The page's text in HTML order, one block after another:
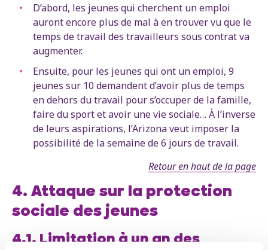
D’abord, les jeunes qui cherchent un emploi
auront encore plus de mal à en trouver vu que le
temps de travail des travailleurs sous contrat va
augmenter.
Ensuite, pour les jeunes qui ont un emploi, 9
jeunes sur 10 demandent d’avoir plus de temps
en dehors du travail pour s’occuper de la famille,
faire du sport et avoir une vie sociale… À l’inverse
de leurs aspirations, l’Arizona veut imposer la
possibilité de la semaine de 6 jours de travail.
Retour en haut de la page
4. Attaque sur la protection
sociale des jeunes
4.1. Limitation à un an des